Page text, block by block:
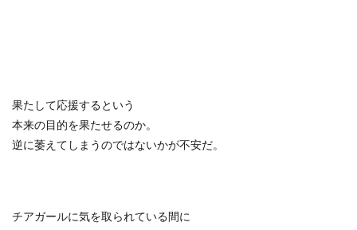
果たして応援するという
本来の目的を果たせるのか。
逆に萎えてしまうのではないかが不安だ。
チアガールに気を取られている間に